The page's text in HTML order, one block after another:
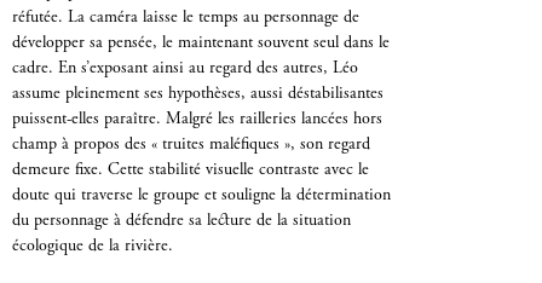
réfutée. La caméra laisse le temps au personnage de
développer sa pensée, le maintenant souvent seul dans le
cadre. En s’exposant ainsi au regard des autres, Léo
assume pleinement ses hypothèses, aussi déstabilisantes
puissent-elles paraître. Malgré les railleries lancées hors
champ à propos des « truites maléfiques », son regard
demeure fixe. Cette stabilité visuelle contraste avec le
doute qui traverse le groupe et souligne la détermination
du personnage à défendre sa lecture de la situation
écologique de la rivière.